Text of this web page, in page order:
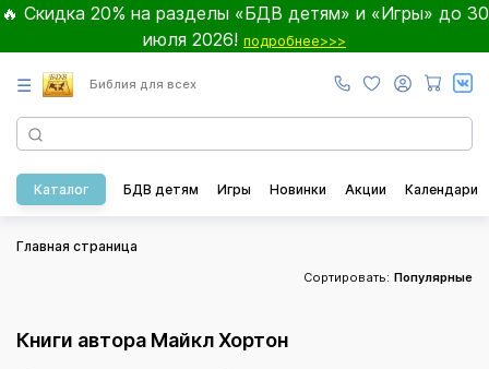
🔥 Скидка 20% на разделы «БДВ детям» и «Игры» до 30
июля 2026! подробнее>>>
☰ Библия для всех
Каталог БДВ детям Игры Новинки Акции Календари
Главная страница
Сортировать: Популярные
Книги автора Майкл Хортон